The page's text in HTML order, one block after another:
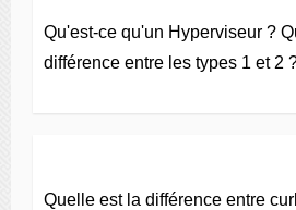
Qu'est-ce qu'un Hyperviseur ?
différence entre les types 1 et 2
Quelle est la différence entre